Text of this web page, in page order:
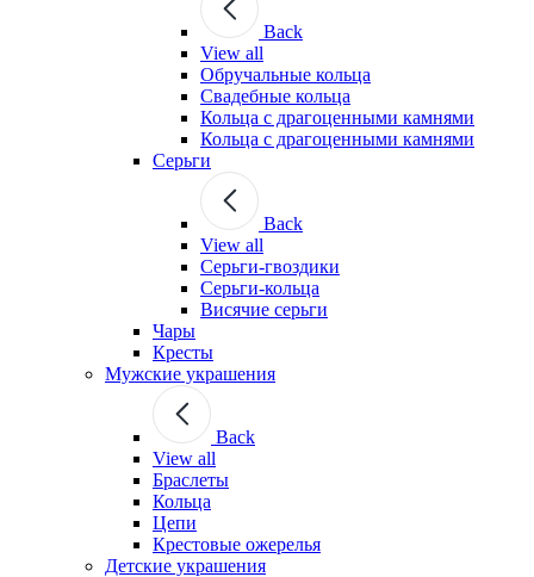
Back
View all
Обручальные кольца
Свадебные кольца
Кольца с драгоценными камнями
Кольца с драгоценными камнями
Серьги
Back
View all
Серьги-гвоздики
Серьги-кольца
Висячие серьги
Чары
Кресты
Мужские украшения
Back
View all
Браслеты
Кольца
Цепи
Крестовые ожерелья
Детские украшения